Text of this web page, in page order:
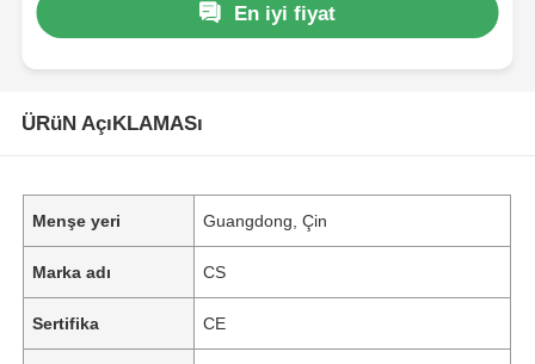
En iyi fiyat
ÜRüN AçıKLAMASı
Menşe yeri Guangdong, Çin
Marka adı CS
Sertifika CE